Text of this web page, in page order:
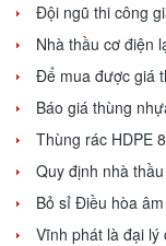
Đội ngũ thi công
Nhà thầu cơ điện
Để mua được giá
Báo giá thùng
Thùng rác HDPE
Quy định nhà
Bỏ sỉ Điều hòa
Vĩnh phát là đại lý